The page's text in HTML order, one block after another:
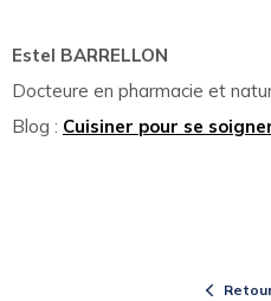
Estel BARRELLON
Docteure en pharmacie et
Blog : Cuisiner pour se